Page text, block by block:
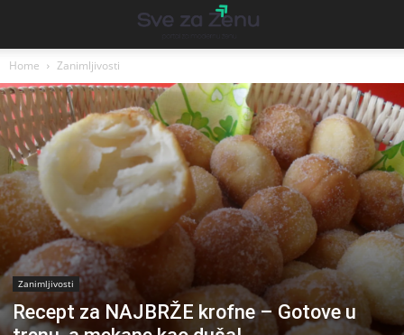
Home Zanimljivosti
Zanimljivosti
Recept za NAJBRŽE krofne – Gotove u